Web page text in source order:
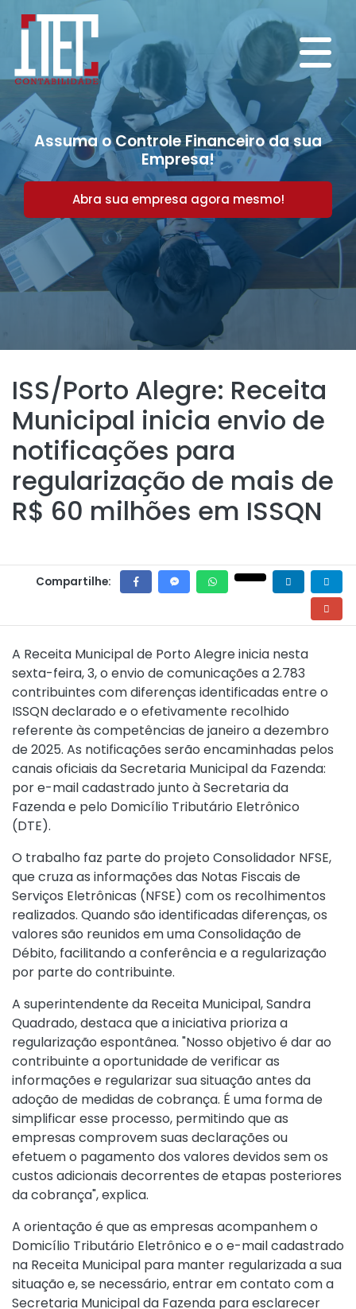
Assuma o Controle Financeiro da sua
Empresa!
Abra sua empresa agora mesmo!
ISS/Porto Alegre: Receita
Municipal inicia envio de
notificações para
regularização de mais de
R$ 60 milhões em ISSQN
Compartilhe:
A Receita Municipal de Porto Alegre inicia nesta
sexta-feira, 3, o envio de comunicações a 2.783
contribuintes com diferenças identificadas entre o
ISSQN declarado e o efetivamente recolhido
referente às competências de janeiro a dezembro
de 2025. As notificações serão encaminhadas pelos
canais oficiais da Secretaria Municipal da Fazenda:
por e-mail cadastrado junto à Secretaria da
Fazenda e pelo Domicílio Tributário Eletrônico
(DTE).
O trabalho faz parte do projeto Consolidador NFSE,
que cruza as informações das Notas Fiscais de
Serviços Eletrônicas (NFSE) com os recolhimentos
realizados. Quando são identificadas diferenças, os
valores são reunidos em uma Consolidação de
Débito, facilitando a conferência e a regularização
por parte do contribuinte.
A superintendente da Receita Municipal, Sandra
Quadrado, destaca que a iniciativa prioriza a
regularização espontânea. "Nosso objetivo é dar ao
contribuinte a oportunidade de verificar as
informações e regularizar sua situação antes da
adoção de medidas de cobrança. É uma forma de
simplificar esse processo, permitindo que as
empresas comprovem suas declarações ou
efetuem o pagamento dos valores devidos sem os
custos adicionais decorrentes de etapas posteriores
da cobrança", explica.
A orientação é que as empresas acompanhem o
Domicílio Tributário Eletrônico e o e-mail cadastrado
na Receita Municipal para manter regularizada a sua
situação e, se necessário, entrar em contato com a
Secretaria Municipal da Fazenda para esclarecer